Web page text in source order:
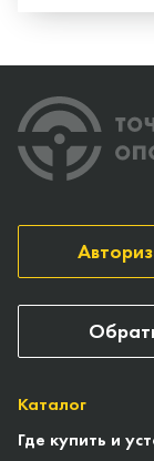
Каталог
Где купить и